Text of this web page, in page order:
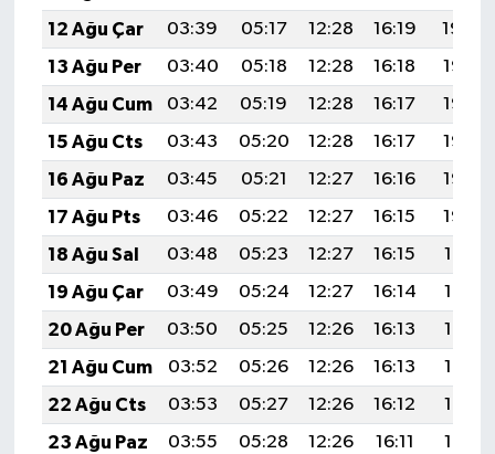
12 Ağu Çar
03:39 05:17 12:28 16:19
19:29
13 Ağu Per
03:40 05:18 12:28 16:18
19:28
14 Ağu Cum
03:42 05:19 12:28 16:17
19:26
15 Ağu Cts
03:43 05:20 12:28 16:17
19:25
16 Ağu Paz
03:45 05:21 12:27 16:16
19:23
17 Ağu Pts
03:46 05:22 12:27 16:15
19:22
18 Ağu Sal
03:48 05:23 12:27 16:15
19:21
19 Ağu Çar
03:49 05:24 12:27 16:14
19:19
20 Ağu Per
03:50 05:25 12:26 16:13
19:18
21 Ağu Cum
03:52 05:26 12:26 16:13
19:16
22 Ağu Cts
03:53 05:27 12:26 16:12
19:15
23 Ağu Paz
03:55 05:28 12:26 16:11
19:13